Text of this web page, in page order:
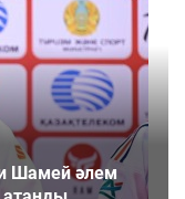
Шамей әлем